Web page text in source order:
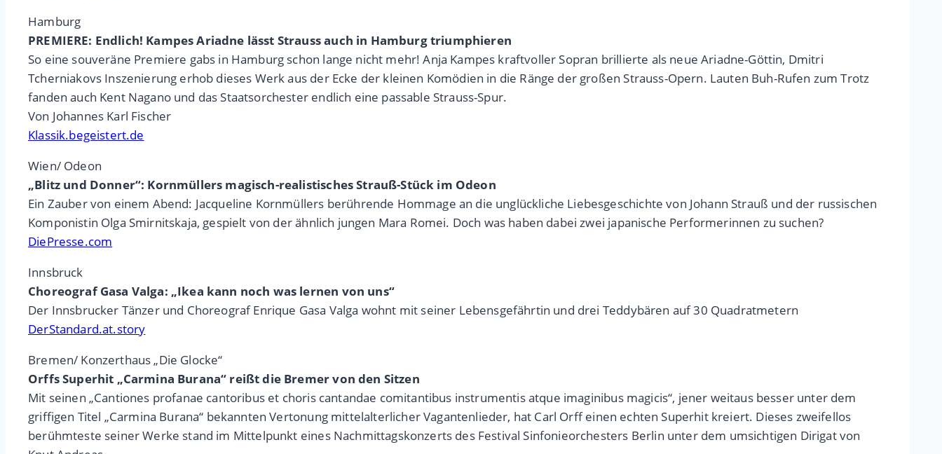
Hamburg
PREMIERE: Endlich! Kampes Ariadne lässt Strauss auch in Hamburg triumphieren
So eine souveräne Premiere gabs in Hamburg schon lange nicht mehr! Anja Kampes kraftvoller Sopran brillierte als neue Ariadne-Göttin, Dmitri
Tcherniakovs Inszenierung erhob dieses Werk aus der Ecke der kleinen Komödien in die Ränge der großen Strauss-Opern. Lauten Buh-Rufen zum Trotz
fanden auch Kent Nagano und das Staatsorchester endlich eine passable Strauss-Spur.
Von Johannes Karl Fischer
Klassik.begeistert.de
Wien/ Odeon
„Blitz und Donner“: Kornmüllers magisch-realistisches Strauß-Stück im Odeon
Ein Zauber von einem Abend: Jacqueline Kornmüllers berührende Hommage an die unglückliche Liebesgeschichte von Johann Strauß und der russischen
Komponistin Olga Smirnitskaja, gespielt von der ähnlich jungen Mara Romei. Doch was haben dabei zwei japanische Performerinnen zu suchen?
DiePresse.com
Innsbruck
Choreograf Gasa Valga: „Ikea kann noch was lernen von uns“
Der Innsbrucker Tänzer und Choreograf Enrique Gasa Valga wohnt mit seiner Lebensgefährtin und drei Teddybären auf 30 Quadratmetern
DerStandard.at.story
Bremen/ Konzerthaus „Die Glocke“
Orffs Superhit „Carmina Burana“ reißt die Bremer von den Sitzen
Mit seinen „Cantiones profanae cantoribus et choris cantandae comitantibus instrumentis atque imaginibus magicis“, jener weitaus besser unter dem
griffigen Titel „Carmina Burana“ bekannten Vertonung mittelalterlicher Vagantenlieder, hat Carl Orff einen echten Superhit kreiert. Dieses zweifellos
berühmteste seiner Werke stand im Mittelpunkt eines Nachmittagskonzerts des Festival Sinfonieorchesters Berlin unter dem umsichtigen Dirigat von